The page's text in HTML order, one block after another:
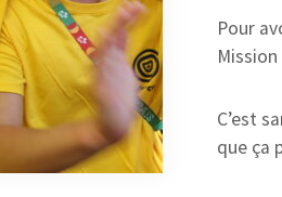
Pour
C’est
que ça